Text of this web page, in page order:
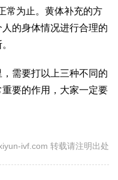
常为止。黄体补充的方
的身体情况进行合理的
需要打以上三种不同的
要的作用，大家一定要
ivf.com 转载请注明出处